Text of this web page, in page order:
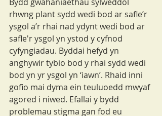
rhwng plant sydd wedi bod ar safle’r
ysgol a’r rhai nad ydynt wedi bod ar
safle'r ysgol yn ystod y cyfnod
cyfyngiadau. Byddai hefyd yn
anghywir tybio bod y rhai sydd wedi
bod yn yr ysgol yn ‘iawn’. Rhaid inni
gofio mai dyma ein teuluoedd mwyaf
agored i niwed. Efallai y bydd
problemau stigma gan fod eu